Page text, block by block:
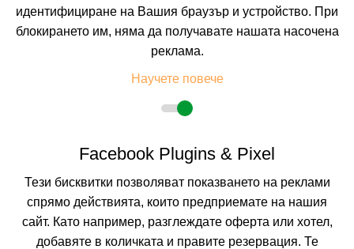
GRAND BLUE FAFA HOTEL
идентифициране на Вашия браузър и устройство. При
блокирането им, няма да получавате нашата насочена
реклама.
Научете повече
Facebook Plugins & Pixel
Тези бисквитки позволяват показването на реклами
спрямо действията, които предприемате на нашия
сайт. Като например, разглеждате оферта или хотел,
добавяте в количката и правите резервация. Те